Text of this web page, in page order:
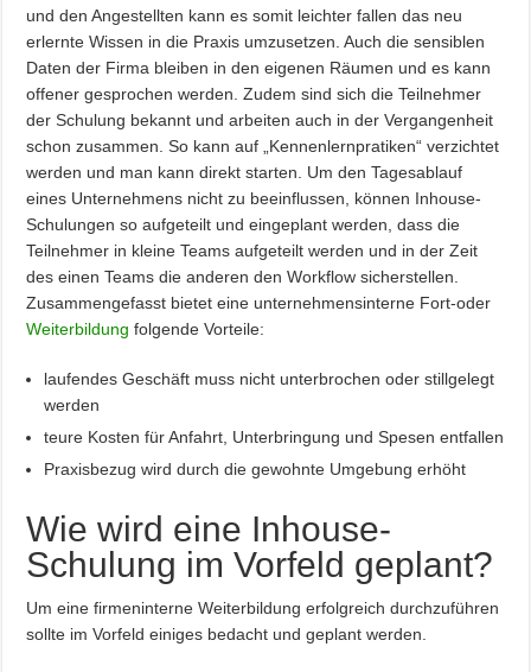
und den Angestellten kann es somit leichter fallen das neu
erlernte Wissen in die Praxis umzusetzen. Auch die sensiblen
Daten der Firma bleiben in den eigenen Räumen und es kann
offener gesprochen werden. Zudem sind sich die Teilnehmer
der Schulung bekannt und arbeiten auch in der Vergangenheit
schon zusammen. So kann auf „Kennenlernpratiken“ verzichtet
werden und man kann direkt starten. Um den Tagesablauf
eines Unternehmens nicht zu beeinflussen, können Inhouse-
Schulungen so aufgeteilt und eingeplant werden, dass die
Teilnehmer in kleine Teams aufgeteilt werden und in der Zeit
des einen Teams die anderen den Workflow sicherstellen.
Zusammengefasst bietet eine unternehmensinterne Fort-oder
Weiterbildung folgende Vorteile:
laufendes Geschäft muss nicht unterbrochen oder stillgelegt
werden
teure Kosten für Anfahrt, Unterbringung und Spesen entfallen
Praxisbezug wird durch die gewohnte Umgebung erhöht
Wie wird eine Inhouse-
Schulung im Vorfeld geplant?
Um eine firmeninterne Weiterbildung erfolgreich durchzuführen
sollte im Vorfeld einiges bedacht und geplant werden.